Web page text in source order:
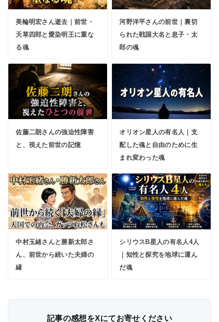
美輪明宏さん逝去｜前世・
天草四郎と愛染明王に重な
る魂
河野洋平さんの前世｜裏切
られた戦国大名と息子・太
郎の魂
佐藤二朗さんの強迫性障害
と、視えた前世の記憶
オリオン星人の有名人｜支
配した魂と自由のために生
まれ変わった魂
中村玉緒さんと勝新太郎さ
ん、前世から続いた夫婦の
縁
シリウスB星人の有名人4人
｜知性と探究を地球に運ん
だ魂
記事の感想をXにてお寄せください